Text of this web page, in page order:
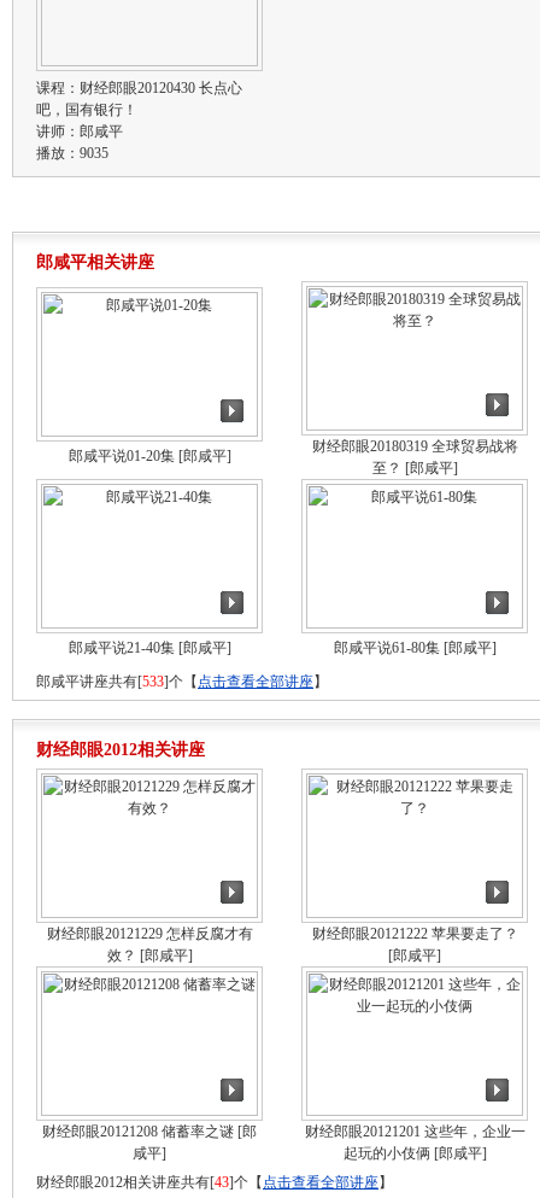
课程： 财经郎眼20120430 长点心
吧，国有银行！
讲师： 郎咸平
播放：9035
郎咸平相关讲座
郎咸平说01-20集[郎咸平]
财经郎眼20180319 全球贸易战将
至？ [郎咸平]
郎咸平说21-40集[郎咸平] 郎咸平说61-80集[郎咸平]
郎咸平讲座共有[533]个【 点击查看全部讲座】
财经郎眼2012相关讲座
财经郎眼20121229 怎样反腐才有
效？ [郎咸平]
财经郎眼20121222 苹果要走了？
[郎咸平]
财经郎眼20121208 储蓄率之谜 [郎
咸平]
财经郎眼20121201 这些年，企业一
起玩的小伎俩[郎咸平]
财经郎眼2012相关讲座共有[43]个【 点击查看全部讲座】